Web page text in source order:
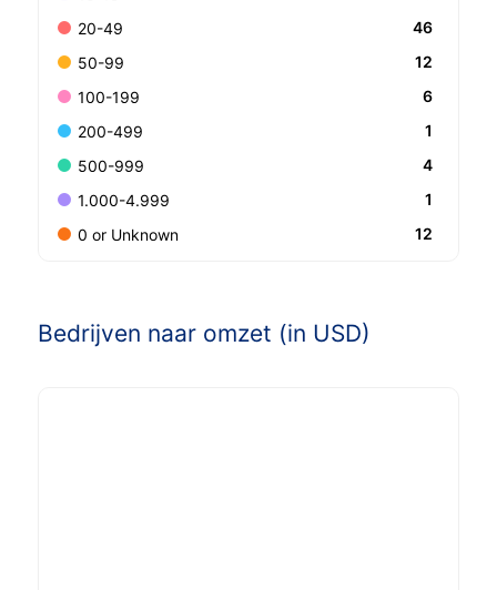
20-49
46
50-99
12
100-199
6
200-499
1
500-999
4
1.000-4.999
1
0 or Unknown
12
Bedrijven naar omzet (in USD)